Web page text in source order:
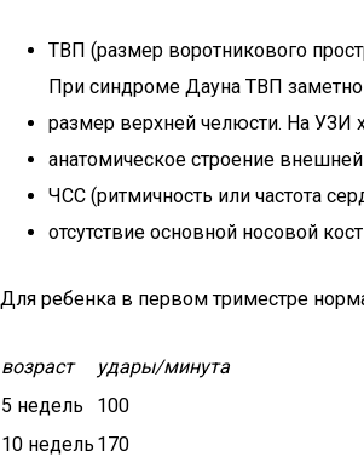
ТВП (размер воротникового
При синдроме Дауна ТВП заметно
размер верхней челюсти. На УЗИ
анатомическое строение
ЧСС (ритмичность или частота
отсутствие основной носовой
Для ребенка в первом триместре
возраст
удары/минута
5 недель
100
10 недель 170